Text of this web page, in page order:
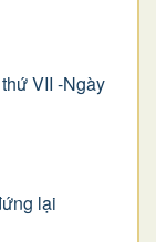
VII -Ngày
lại